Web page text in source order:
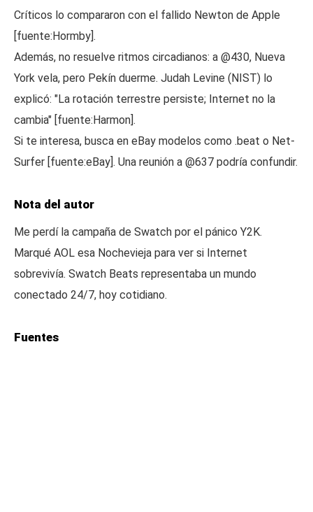
Críticos lo compararon con el fallido Newton de Apple
[fuente:Hormby].
Además, no resuelve ritmos circadianos: a @430, Nueva
York vela, pero Pekín duerme. Judah Levine (NIST) lo
explicó: "La rotación terrestre persiste; Internet no la
cambia" [fuente:Harmon].
Si te interesa, busca en eBay modelos como .beat o Net-
Surfer [fuente:eBay]. Una reunión a @637 podría confundir.
Nota del autor
Me perdí la campaña de Swatch por el pánico Y2K.
Marqué AOL esa Nochevieja para ver si Internet
sobrevivía. Swatch Beats representaba un mundo
conectado 24/7, hoy cotidiano.
Fuentes